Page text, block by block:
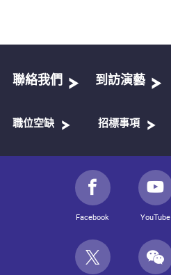
聯絡我們 到訪演藝
職位空缺 招標事項
Facebook YouTube